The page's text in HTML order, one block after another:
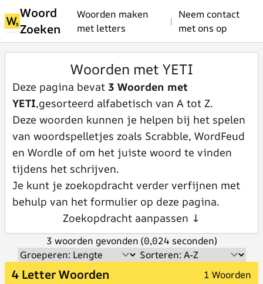
Woord
Zoeken
Woorden maken
met letters
|
Neem contact
met ons op
Woorden met YETI
Deze pagina bevat 3 Woorden met
YETI,gesorteerd alfabetisch van A tot Z.
Deze woorden kunnen je helpen bij het spelen
van woordspelletjes zoals Scrabble, WordFeud
en Wordle of om het juiste woord te vinden
tijdens het schrijven.
Je kunt je zoekopdracht verder verfijnen met
behulp van het formulier op deze pagina.
Zoekopdracht aanpassen ↓
3 woorden gevonden (0,024 seconden)
4 Letter Woorden 1 Woorden